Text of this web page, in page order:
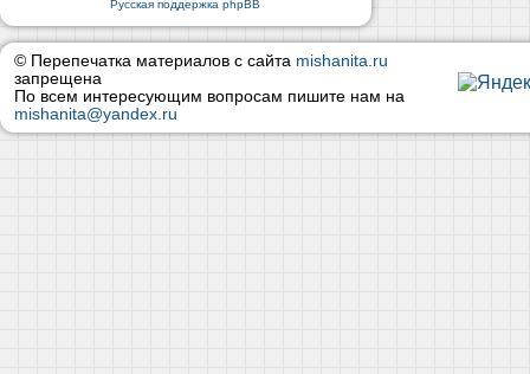
Русская поддержка phpBB
© Перепечатка материалов с сайта mishanita.ru
запрещена
По всем интересующим вопросам пишите нам на
mishanita@yandex.ru